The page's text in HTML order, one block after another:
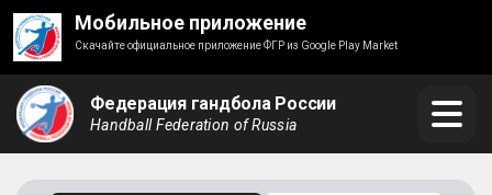
Мобильное приложение
Скачайте официальное приложение ФГР из Google Play Market
Федерация гандбола России
Handball Federation of Russia